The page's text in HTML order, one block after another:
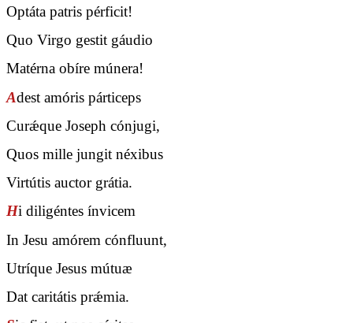
Optáta patris pérficit!
Quo Virgo gestit gáudio
Matérna obíre múnera!
Adest amóris párticeps
Curǽque Joseph cónjugi,
Quos mille jungit néxibus
Virtútis auctor grátia.
Hi diligéntes ínvicem
In Jesu amórem cónfluunt,
Utríque Jesus mútuæ
Dat caritátis prǽmia.